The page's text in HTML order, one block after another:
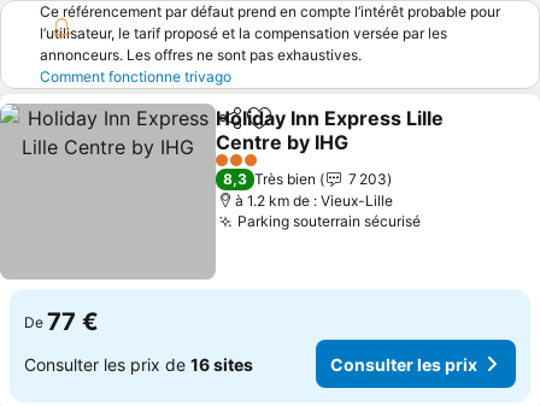
Ce référencement par défaut prend en compte l’intérêt probable pour
l’utilisateur, le tarif proposé et la compensation versée par les
annonceurs. Les offres ne sont pas exhaustives.
Comment fonctionne trivago
PartagerAjouter à mes favoris
Holiday Inn Express Lille
Centre by IHG
Consulter les prix
3 Étoiles
8,3 Très bien
7 203
à 1.2 km de : Vieux-Lille
Parking souterrain sécuriséConsulter
De 77 €
Consulter les prix de 16 sites Consulter les prix